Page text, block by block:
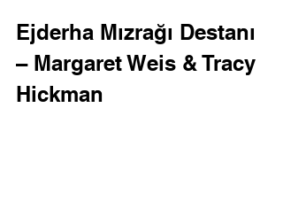
Ejderha Mızrağı Destanı
– Margaret Weis & Tracy
Hickman